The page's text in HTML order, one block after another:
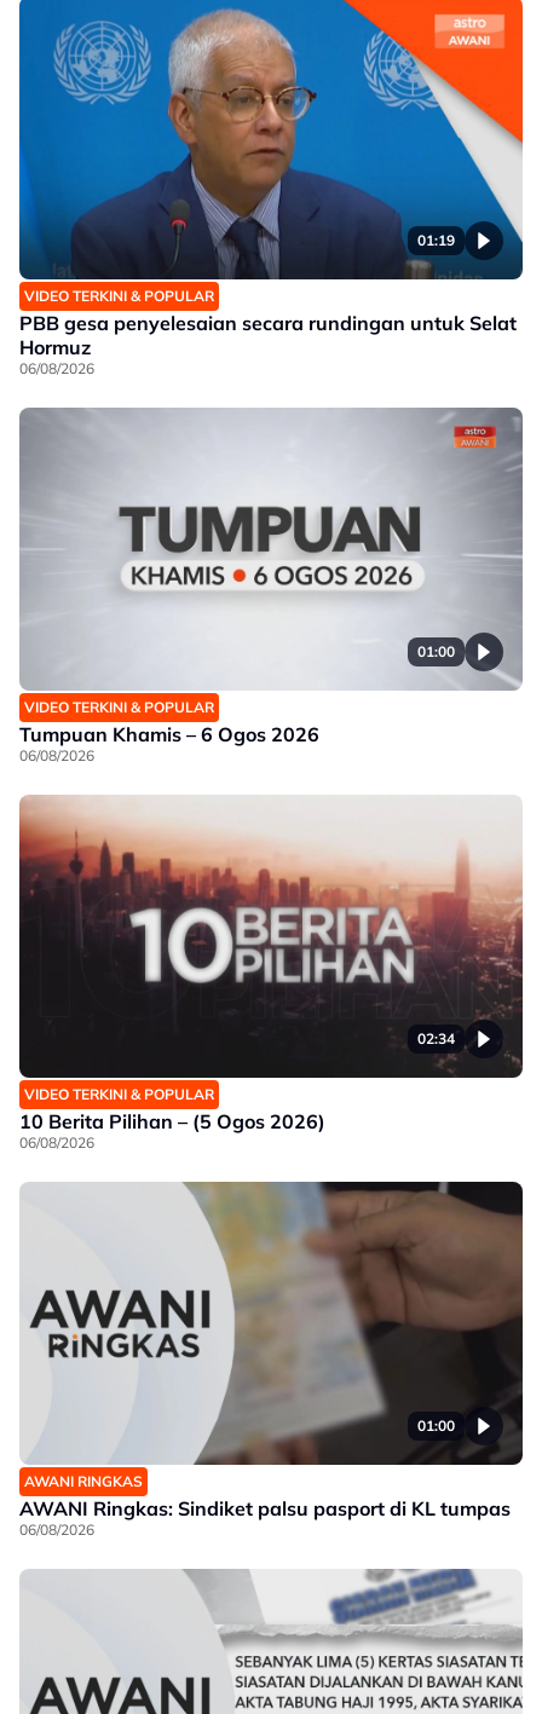
01:19
VIDEO TERKINI & POPULAR
PBB gesa penyelesaian secara rundingan untuk Selat
Hormuz
06/08/2026
01:00
VIDEO TERKINI & POPULAR
Tumpuan Khamis – 6 Ogos 2026
06/08/2026
02:34
VIDEO TERKINI & POPULAR
10 Berita Pilihan – (5 Ogos 2026)
06/08/2026
01:00
AWANI RINGKAS
AWANI Ringkas: Sindiket palsu pasport di KL tumpas
06/08/2026